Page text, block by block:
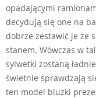
opadającymi
decydują się one na
dobrze zestawić je ze
stanem. Wówczas w
sylwetki zostaną
świetnie sprawdzają
ten model bluzki